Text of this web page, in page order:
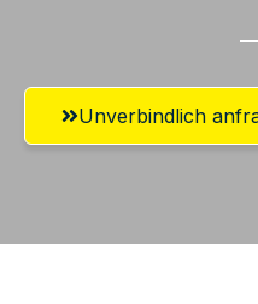
Unverbindlich